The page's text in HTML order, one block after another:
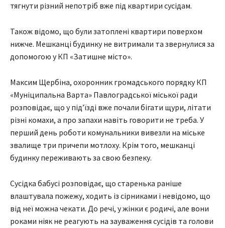
тягнути різний непотріб вже під квартири сусідам.
Також відомо, що були затоплені квартири поверхом
нижче. Мешканці будинку не витримали та звернулися за
допомогою у КП «Затишне місто».
Максим Щербіна, охоронник громадського порядку КП
«Муніципальна Варта» Павлоградської міської ради
розповідає, що у під’їзді вже почали бігати щури, літати
різні комахи, а про запахи навіть говорити не треба. У
перший день роботи комунальники вивезли на міське
звалище три причепи мотлоху. Крім того, мешканці
будинку переживають за свою безпеку.
Сусідка бабусі розповідає, що старенька раніше
влаштувала пожежу, ходить із сірниками і невідомо, що
від неї можна чекати. До речі, у жінки є родичі, але вони
роками ніяк не реагують на зауваження сусідів та голови